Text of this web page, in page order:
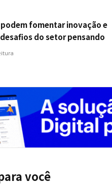
fomentar inovação e
do setor pensando
em 2025
você